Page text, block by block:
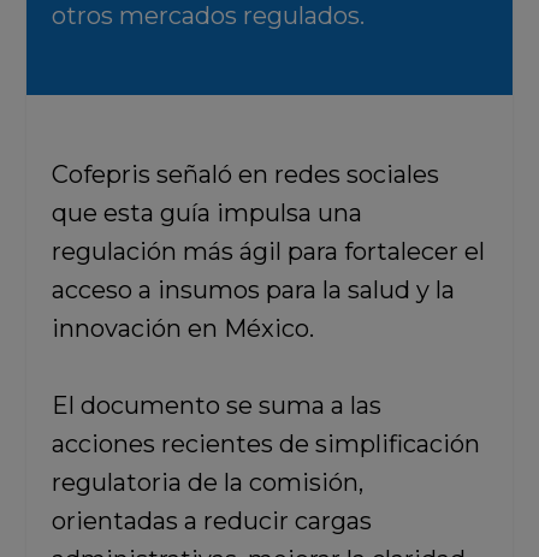
otros mercados regulados.
Cofepris señaló en redes sociales
que esta guía impulsa una
regulación más ágil para fortalecer el
acceso a insumos para la salud y la
innovación en México.
El documento se suma a las
acciones recientes de simplificación
regulatoria de la comisión,
orientadas a reducir cargas